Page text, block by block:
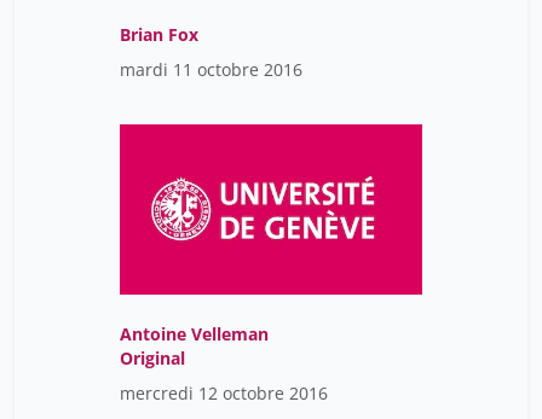
Brian Fox
mardi 11 octobre 2016
Antoine Velleman
Original
mercredi 12 octobre 2016